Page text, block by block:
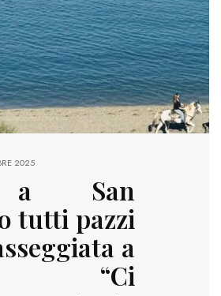
2025
a San
tutti pazzi
a
“Ci